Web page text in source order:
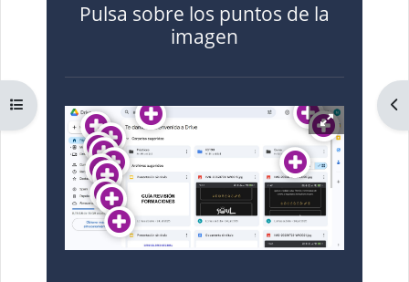
Abrir índice del curso
Pulsa sobre los puntos de la
imagen